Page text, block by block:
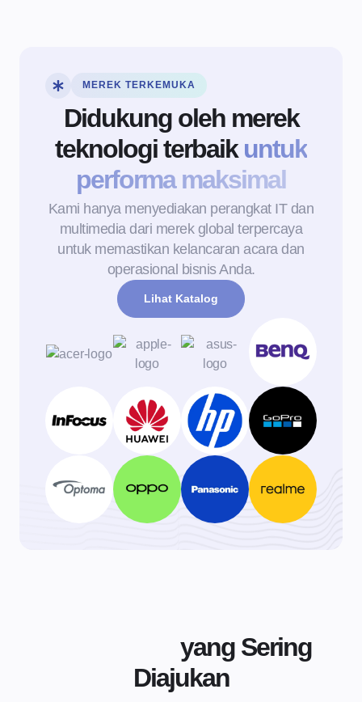
MEREK TERKEMUKA
Didukung oleh merek
teknologi terbaikuntuk
performa maksimal
Kami hanya menyediakan perangkat IT dan
multimedia dari merek global terpercaya
untuk memastikan kelancaran acara dan
operasional bisnis Anda.
Lihat Katalog
yang Sering
Diajukan